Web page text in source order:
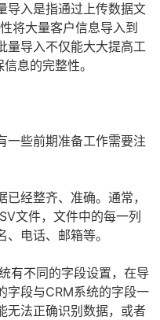
导入是指通过上传数据文
将大量客户信息导入到
量导入不仅能大大提高工
息的完整性。
一些前期准备工作需要注
经整齐、准确。通常，
文件，文件中的每一列
电话、邮箱等。
有不同的字段设置，在导
字段与CRM系统的字段一
无法正确识别数据，或者